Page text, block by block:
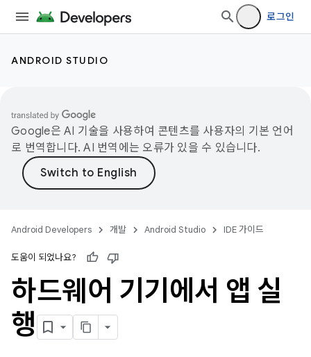
로그인
ANDROID STUDIO
Google은 AI 기술을 사용하여 콘텐츠를 사용자의 기본 언어
로 번역합니다. AI 번역에는 오류가 있을 수 있습니다.
Android Developers 개발 Android Studio IDE 가이드
도움이 되었나요?
하드웨어 기기에서 앱 실
행